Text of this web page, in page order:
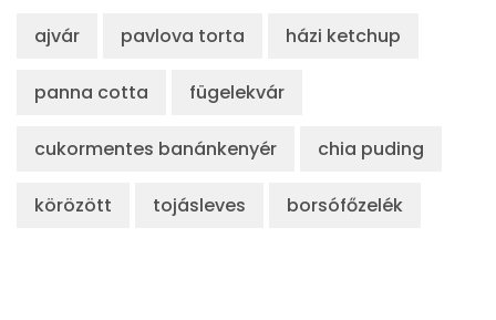
ajvár pavlova torta házi ketchup
panna cotta fügelekvár
cukormentes banánkenyér chia puding
körözött tojásleves borsófőzelék